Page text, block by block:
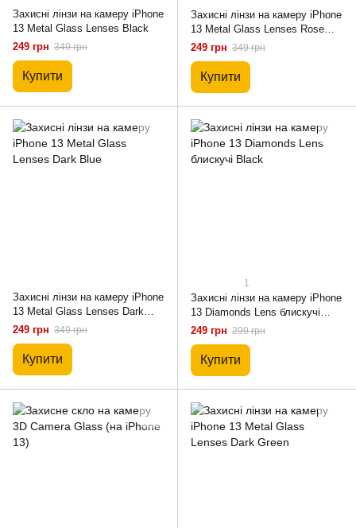
Захисні лінзи на камеру iPhone
13 Metal Glass Lenses Black
249 грн 349 грн
Купити
Захисні лінзи на камеру iPhone
13 Metal Glass Lenses Rose
Gold
249 грн 349 грн
Купити
Захисні лінзи на камеру iPhone
13 Metal Glass Lenses Dark
Blue
249 грн 349 грн
Купити
1
Захисні лінзи на камеру iPhone
13 Diamonds Lens блискучі
Black
249 грн 299 грн
Купити